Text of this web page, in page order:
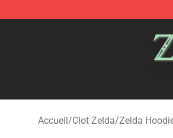
Accueil/Clot Zelda/Zelda